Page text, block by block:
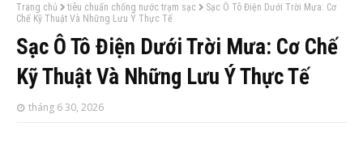
Trang chủ tiêu chuẩn chống nước trạm sạc
Sạc Ô Tô Điện Dưới Trời Mưa: Cơ
Chế Kỹ Thuật Và Những Lưu Ý Thực Tế
Sạc Ô Tô Điện Dưới Trời Mưa: Cơ Chế
Kỹ Thuật Và Những Lưu Ý Thực Tế
tháng 6 30, 2026